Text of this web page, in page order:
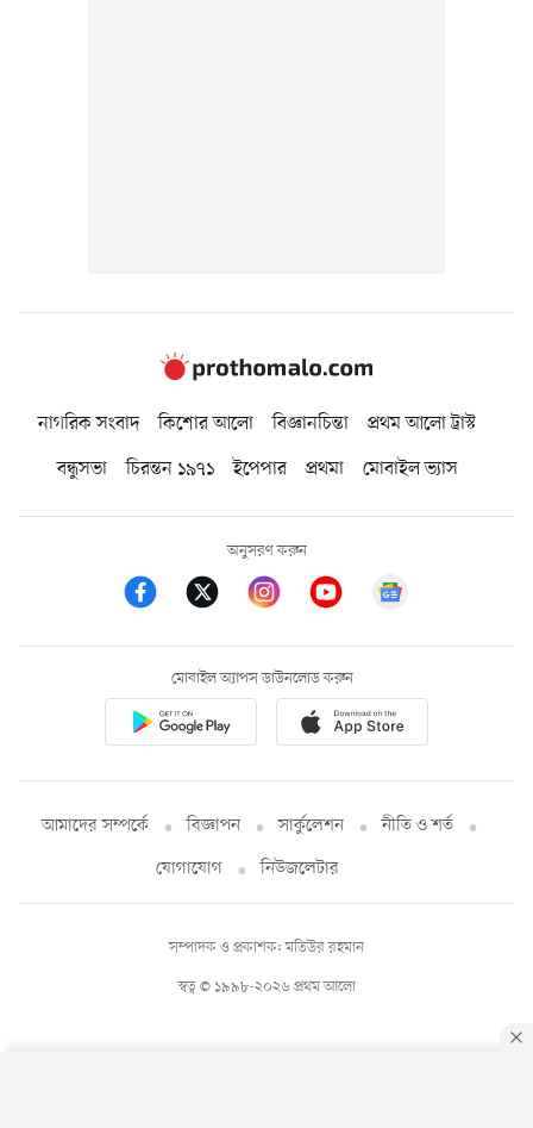
নাগরিক সংবাদ কিশোর আলো বিজ্ঞানচিন্তা
প্রথম আলো ট্রাস্ট
বন্ধুসভা
চিরন্তন ১৯৭১ ইপেপার প্রথমা মোবাইল ভ্যাস
অনুসরণ করুন
মোবাইল অ্যাপস ডাউনলোড করুন
আমাদের সম্পর্কে বিজ্ঞাপন সার্কুলেশন
নীতি ও শর্ত
যোগাযোগ
নিউজলেটার
স্বত্ব © ১৯৯৮-২০২৬ প্রথম আলো
সম্পাদক ও প্রকাশক: মতিউর রহমান